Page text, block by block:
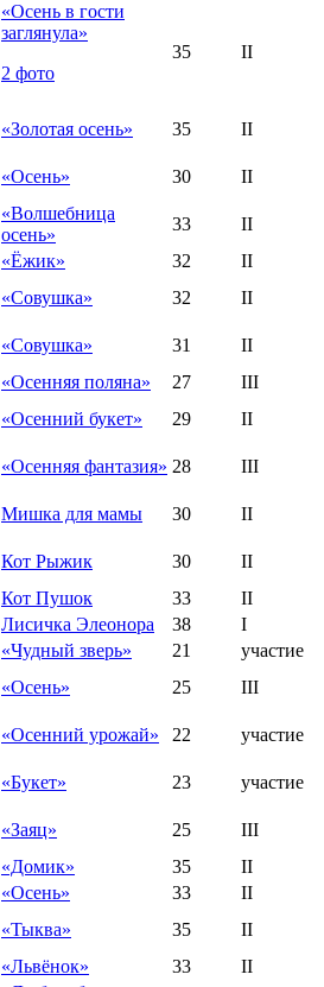
«Осень в гости
заглянула»
2 фото
35 II
«Золотая осень» 35 II
«Осень» 30 II
«Волшебница
осень»
33
II
«Ёжик» 32
II
«Совушка» 32 II
«Совушка» 31
II
«Осенняя поляна» 27
III
«Осенний букет» 29 II
«Осенняя фантазия» 28 III
Мишка для мамы 30 II
Кот Рыжик 30
II
Кот Пушок 33
II
Лисичка Элеонора 38
I
«Чудный зверь» 21
участие
«Осень» 25 III
«Осенний урожай» 22 участие
«Букет» 23 участие
«Заяц» 25
III
«Домик» 35
II
«Осень» 33
II
«Тыква» 35
II
«Львёнок» 33
II